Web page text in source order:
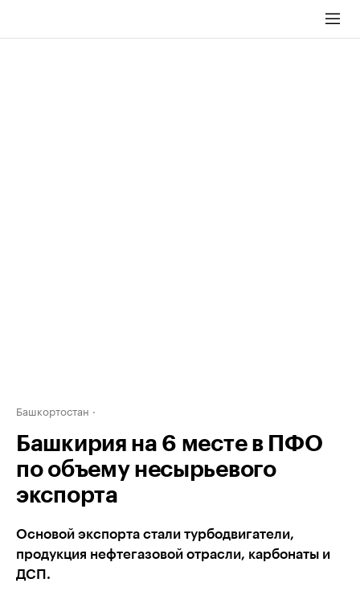
Башкортостан
Башкирия на 6 месте в ПФО
по объему несырьевого
экспорта
Основой экспорта стали турбодвигатели,
продукция нефтегазовой отрасли, карбонаты и
ДСП.